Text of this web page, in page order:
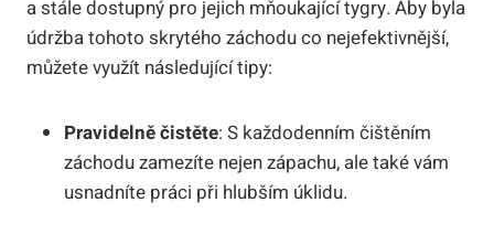
a stále dostupný pro jejich mňoukající tygry. Aby byla
údržba tohoto skrytého záchodu co nejefektivnější,
můžete využít následující tipy:
Pravidelně čistěte: S každodenním čištěním
záchodu zamezíte nejen zápachu, ale také vám
usnadníte práci při hlubším úklidu.